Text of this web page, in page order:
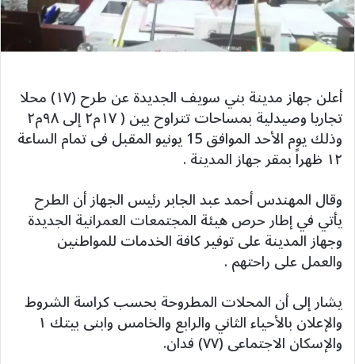
أعلن جهاز مدينة بني سويف الجديدة عن طرح (١٧) محلا
تجاريا وصيدلية بمساحات تتراوح بين ( ١٧م٢ إلى ٩٨م٢
وذلك يوم الأحد الموافق 15 يونيو المقبل فى تمام الساعة
١٢ ظهراً بمقر جهاز المدينة .
وقال المهندس أحمد عبد الجابر رئيس الجهاز أن الطرح
يأتي في إطار حرص هيئة المجتمعات العمرانية الجديدة
وجهاز المدينة على توفير كافة الخدمات للمواطنين
والعمل على راحتهم .
يشار إلى أن المحلات المطروحة بحسب كراسة الشروط
والإعلان بالأحياء الثاني والرابع والخامس وابنى بيتك ١
والإسكان الاجتماعى (٧٧) فدان.